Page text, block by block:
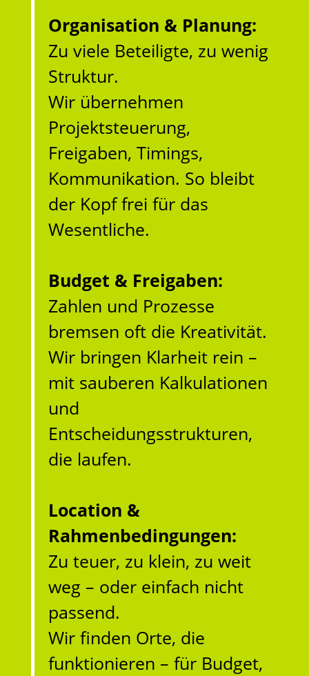
Organisation & Planung:
Zu viele Beteiligte, zu wenig
Struktur.
Wir übernehmen
Projektsteuerung,
Freigaben, Timings,
Kommunikation. So bleibt
der Kopf frei für das
Wesentliche.
Budget & Freigaben:
Zahlen und Prozesse
bremsen oft die Kreativität.
Wir bringen Klarheit rein –
mit sauberen Kalkulationen
und
Entscheidungsstrukturen,
die laufen.
Location &
Rahmenbedingungen:
Zu teuer, zu klein, zu weit
weg – oder einfach nicht
passend.
Wir finden Orte, die
funktionieren – für Budget,